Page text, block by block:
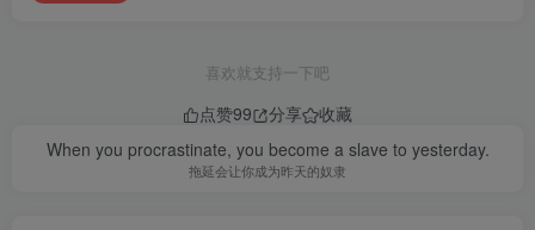
喜欢就支持一下吧
点赞99 分享
收藏
When you procrastinate, you become a slave to yesterday.
拖延会让你成为昨天的奴隶